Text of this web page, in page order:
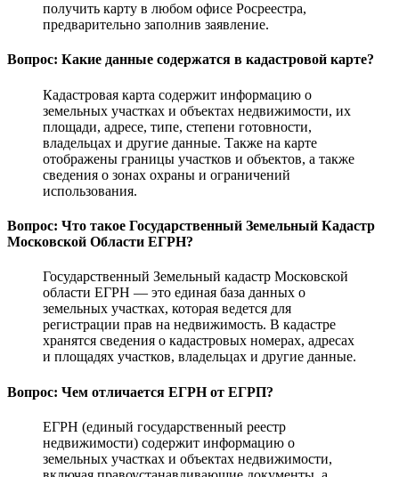
получить карту в любом офисе Росреестра,
предварительно заполнив заявление.
Вопрос: Какие данные содержатся в кадастровой карте?
Кадастровая карта содержит информацию о
земельных участках и объектах недвижимости, их
площади, адресе, типе, степени готовности,
владельцах и другие данные. Также на карте
отображены границы участков и объектов, а также
сведения о зонах охраны и ограничений
использования.
Вопрос: Что такое Государственный Земельный Кадастр
Московской Области ЕГРН?
Государственный Земельный кадастр Московской
области ЕГРН — это единая база данных о
земельных участках, которая ведется для
регистрации прав на недвижимость. В кадастре
хранятся сведения о кадастровых номерах, адресах
и площадях участков, владельцах и другие данные.
Вопрос: Чем отличается ЕГРН от ЕГРП?
ЕГРН (единый государственный реестр
недвижимости) содержит информацию о
земельных участках и объектах недвижимости,